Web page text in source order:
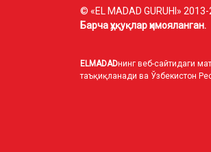
© «EL MADAD GURUHI» 2013-
Барча ҳуқуқлар ҳимояланган.
ELMADADнинг веб-сайтидаги
таъқиқланади ва Ўзбекистон